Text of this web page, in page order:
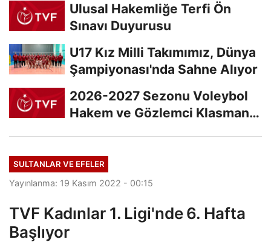
Ulusal Hakemliğe Terfi Ön
Sınavı Duyurusu
U17 Kız Milli Takımımız, Dünya
Şampiyonası'nda Sahne Alıyor
2026-2027 Sezonu Voleybol
Hakem ve Gözlemci Klasman
SULTANLAR VE EFELER
Yayınlanma: 19 Kasım 2022 - 00:15
TVF Kadınlar 1. Ligi'nde 6. Hafta
Başlıyor